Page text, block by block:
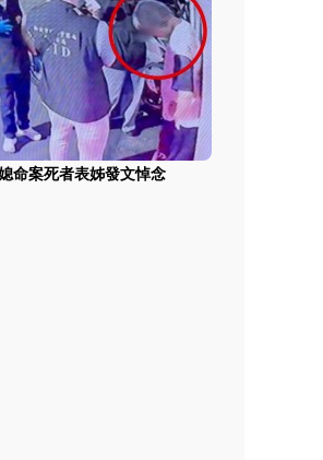
命案死者表姊發文悼念